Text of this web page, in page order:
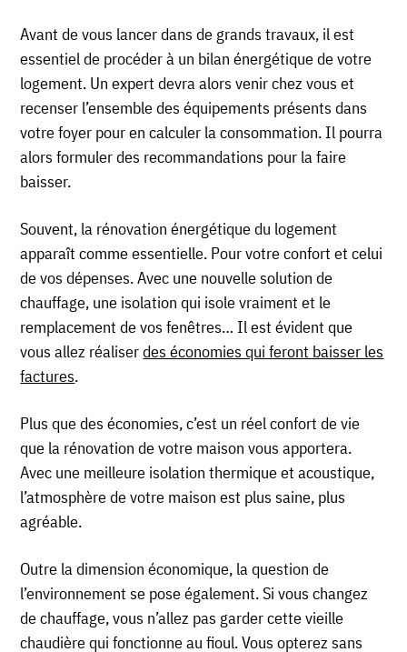
Avant de vous lancer dans de grands travaux, il est
essentiel de procéder à un bilan énergétique de votre
logement. Un expert devra alors venir chez vous et
recenser l’ensemble des équipements présents dans
votre foyer pour en calculer la consommation. Il pourra
alors formuler des recommandations pour la faire
baisser.
Souvent, la rénovation énergétique du logement
apparaît comme essentielle. Pour votre confort et celui
de vos dépenses. Avec une nouvelle solution de
chauffage, une isolation qui isole vraiment et le
remplacement de vos fenêtres… Il est évident que
vous allez réaliserdes économies qui feront baisser les
factures.
Plus que des économies, c’est un réel confort de vie
que la rénovation de votre maison vous apportera.
Avec une meilleure isolation thermique et acoustique,
l’atmosphère de votre maison est plus saine, plus
agréable.
Outre la dimension économique, la question de
l’environnement se pose également. Si vous changez
de chauffage, vous n’allez pas garder cette vieille
chaudière qui fonctionne au fioul. Vous opterez sans